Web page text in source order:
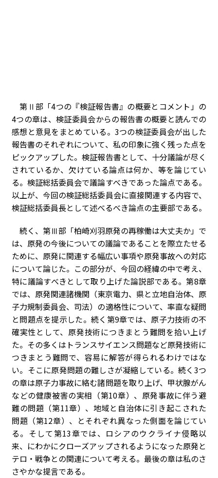
第Ⅱ部「4つの『検証報告書』の概要とコメント」の
4つの章は、検証委員会からの報告書の概要と読んでの
感想と意見をまとめている。3つの検証委員会が出した
報告書のそれぞれについて、私の印象に強く残った点を
ピックアップした。検証報告書として、十分議論が尽く
されているか、欠けている論点は何か、等を論じてい
る。検証総括委員会で議論すべきであった論点である。
以上が、今回の検証総括委員会に直接関連する内容で、
検証総括委員長として述べるべき論点の主要部である。
続く、第Ⅲ部「柏崎刈羽原発の再稼働は大丈夫か」で
は、原発の今後についての議論であることを際立たせる
ために、原発に関連する幅広い事項や原発事故への対応
について論じた。この部分が、今回の経緯の中で考え、
特に議論すべきとして取り上げた論説部である。第8章
では、原発関連諸機関（東京電力、県と立地自治体、原
子力規制委員会、司法）の適格性について、率直な疑問
と問題点を提示した。続く第9章では、原子力技術の不
確実性として、原発技術につきまとう難問を拾い上げ
た。その多くはトランスサイエンス問題など原発技術に
つきまとう難問で、容易に解答が得られるわけではな
い。そこに原発問題の難しさが凝縮している。続く3つ
の章は原子力事故に絡む諸問題を取り上げ、甲状腺がん
などの健康被害の実相（第10章）、原発事故に伴う避
難の問題（第11章）、地域と自治体に引き起こされた
問題（第12章）、とそれぞれ異なった側面を論じてい
る。そして第13章では、ロシアのウクライナ侵略以
来、にわかにクローズアップされるようになった原発と
テロ・戦争との関連について考える。最後の章は私のさ
さやかな提言である。